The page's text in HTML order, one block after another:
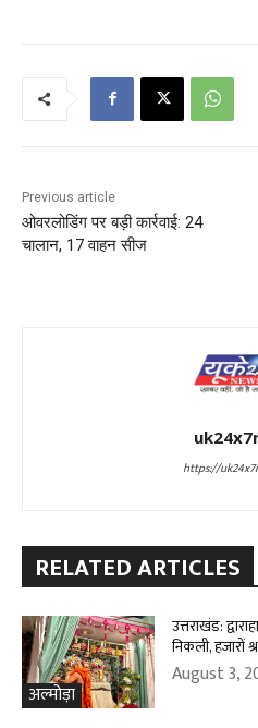
Previous article
ओवरलोडिंग पर बड़ी कार्रवाई: 24
चालान, 17 वाहन सीज
https://
RELATED ARTICLES
अल्मोड़ा
उत्तराखंड:
निकली, हजारों
August 3,